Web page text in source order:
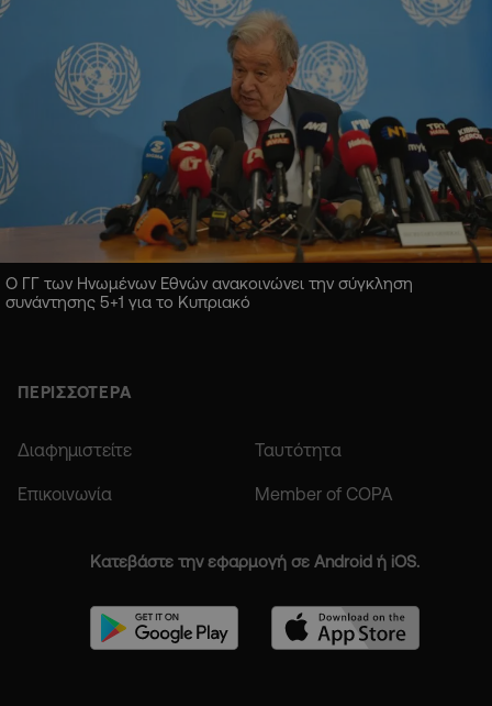
Ο ΓΓ των Ηνωμένων Εθνών ανακοινώνει την σύγκληση
συνάντησης 5+1 για το Κυπριακό
ΠΕΡΙΣΣΟΤΕΡΑ
Διαφημιστείτε Ταυτότητα
Επικοινωνία Member of COPA
Κατεβάστε την εφαρμογή σε Android ή iOS.